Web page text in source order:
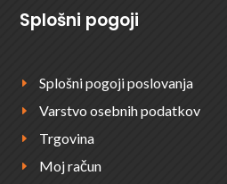
Splošni pogoji
E Splošni pogoji poslovanja
E Varstvo osebnih podatkov
E Trgovina
E Moj račun